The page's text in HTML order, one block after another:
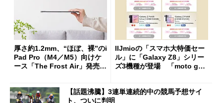
厚さ約1.2mm、“ほぼ、裸”のi
Pad Pro（M4／M5）向けケ
ース「The Frost Air」発売
IIJmioの「スマホ大特価セー
ル」に「Galaxy Z8」シリー
ズ3機種が登場 「moto g37
【話題沸騰】3連単連続的中の競馬予想サイ
ト、ついに判明